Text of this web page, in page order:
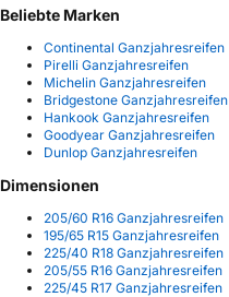
Beliebte Marken
Continental Ganzjahresreifen
Pirelli Ganzjahresreifen
Michelin Ganzjahresreifen
Bridgestone Ganzjahresreifen
Hankook Ganzjahresreifen
Goodyear Ganzjahresreifen
Dunlop Ganzjahresreifen
Dimensionen
205/60 R16 Ganzjahresreifen
195/65 R15 Ganzjahresreifen
225/40 R18 Ganzjahresreifen
205/55 R16 Ganzjahresreifen
225/45 R17 Ganzjahresreifen